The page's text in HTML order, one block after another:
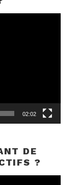
02:02
DE
?